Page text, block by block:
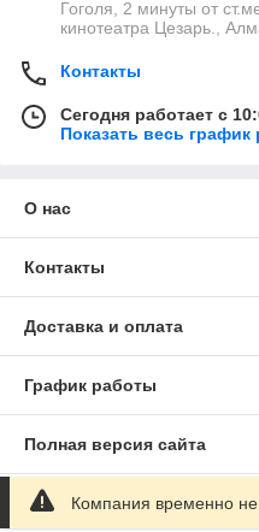
Гоголя, 2 минуты от
кинотеатра Цезарь.,
Контакты
Сегодня работает с
Показать весь график
О нас
Контакты
Доставка и оплата
График работы
Полная версия сайта
Сайт создан на
Компания временно